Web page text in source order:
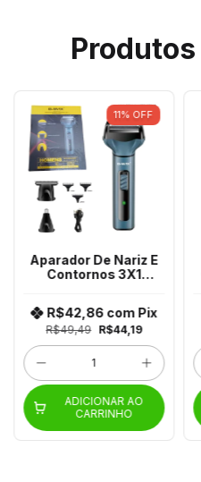
11% OFF
Aparador De Nariz E
Contornos 3X1
R$49,49 R$44,19
R$42,86 com Pix
ADICIONAR AO
CARRINHO